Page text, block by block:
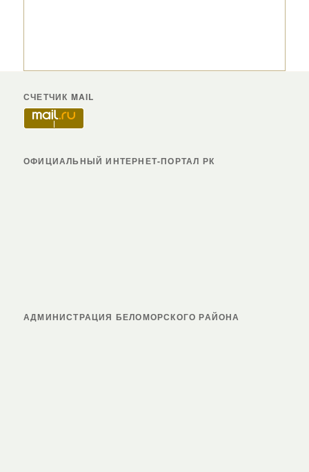
СЧЕТЧИК MAIL
ОФИЦИАЛЬНЫЙ ИНТЕРНЕТ-ПОРТАЛ РК
АДМИНИСТРАЦИЯ БЕЛОМОРСКОГО РАЙОНА